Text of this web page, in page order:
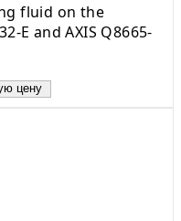
fluid on the
E and AXIS Q8665-
цену